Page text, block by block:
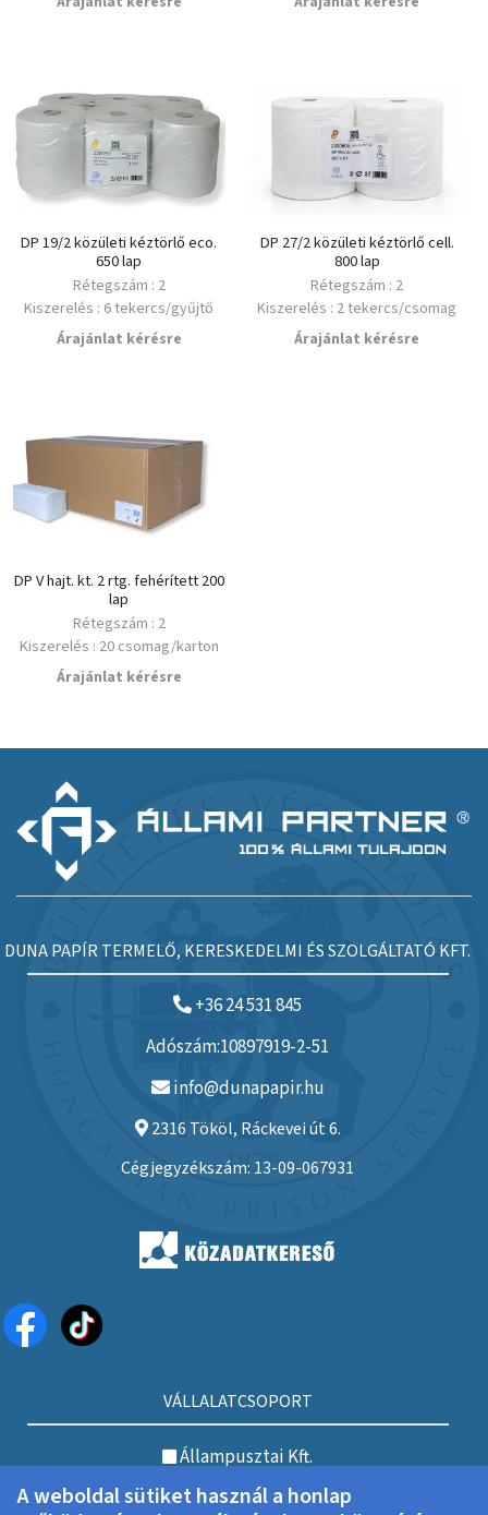
Alapanyag : újrahasznosított
Alapanyag : Cellulóz
DP 19/2 közületi kéztörlő eco.
650 lap
Rétegszám : 2
Kiszerelés : 6 tekercs/gyűjtő
Minimális rendelés : 1 csomag
Árajánlat kérésre
DP 27/2 közületi kéztörlő cell.
800 lap
Rétegszám : 2
Kiszerelés : 2 tekercs/csomag
Minimális rendelés : 1 csomag
Árajánlat kérésre
DP V hajt. kt. 2 rtg. fehérített 200
lap
Rétegszám : 2
Kiszerelés : 20 csomag/karton
Minimális rendelés : 1 Karton
Alapanyag : újrahasznosított
Árajánlat kérésre
DUNA PAPÍR TERMELŐ, KERESKEDELMI ÉS SZOLGÁLTATÓ KFT.
+36 24 531 845
Adószám:10897919-2-51
info@dunapapir.hu
2316 Tököl, Ráckevei út 6.
Cégjegyzékszám: 13-09-067931
VÁLLALATCSOPORT
Állampusztai Kft.
Annamajori Kft.
A weboldal sütiket használ a honlap